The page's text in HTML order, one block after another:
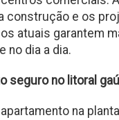
construção e os
atuais garantem
no dia a dia.
seguro no litoral
na